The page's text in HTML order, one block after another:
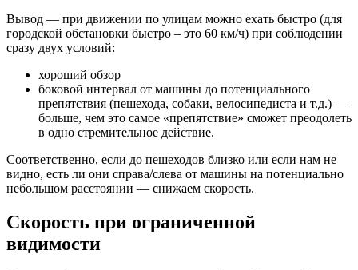
Вывод — при движении по улицам можно ехать быстро (для
городской обстановки быстро – это 60 км/ч) при соблюдении
сразу двух условий:
хороший обзор
боковой интервал от машины до потенциального
препятствия (пешехода, собаки, велосипедиста и т.д.) —
больше, чем это самое «препятствие» сможет преодолеть
в одно стремительное действие.
Соответственно, если до пешеходов близко или если нам не
видно, есть ли они справа/слева от машины на потенциально
небольшом расстоянии — снижаем скорость.
Скорость при ограниченной
видимости